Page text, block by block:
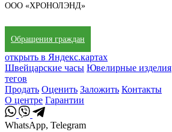
ООО «ХРОНОЛЭНД»
Обращения граждан
открыть в Яндекс.картах
Швейцарские часы Ювелирные изделия
тегов
Продать Оценить Заложить Контакты
О центре Гарантии
WhatsApp, Telegram